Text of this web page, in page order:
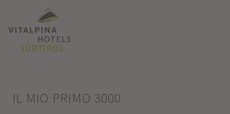
IL MIO PRIMO 3000